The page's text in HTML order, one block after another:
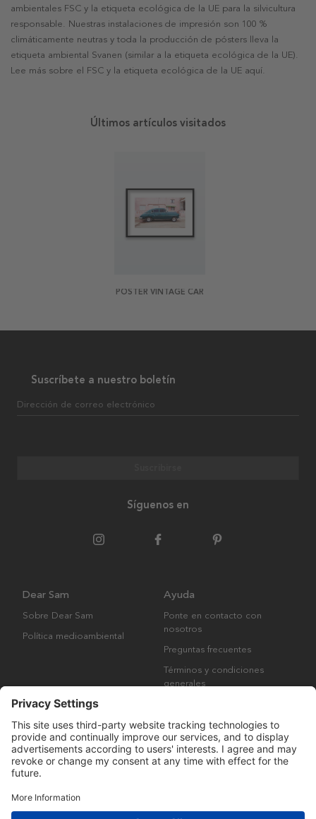
ambientales FSC y la etiqueta ecológica de la UE para la silvicultura
responsable. Nuestras instalaciones de impresión son 100 %
climáticamente neutras y toda la producción de pósters lleva la
etiqueta ambiental Svanen (similar a la etiqueta ecológica de la UE).
Lee más sobre el FSC y la etiqueta ecológica de la UE aquí.
Últimos artículos visitados
POSTER VINTAGE CAR
Suscríbete a nuestro boletín
Dirección de correo electrónico
Síguenos en
Dear Sam
Sobre Dear Sam
Política medioambiental
Ayuda
Ponte en contacto con
nosotros
Preguntas frecuentes
Términos y condiciones
generales
Derechos de autor © Many Brands AB 2023. Todos los derechos